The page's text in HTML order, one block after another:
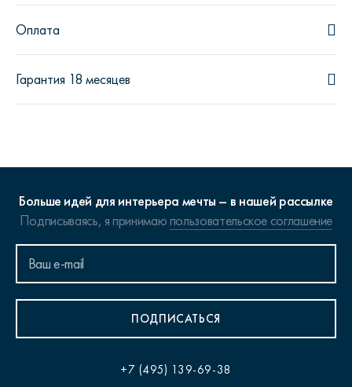
Оплата
Гарантия 18 месяцев
Больше идей для интерьера мечты – в нашей рассылке
Подписываясь, я принимаюпользовательское соглашение
ПОДПИСАТЬСЯ
+7 (495) 139-69-38